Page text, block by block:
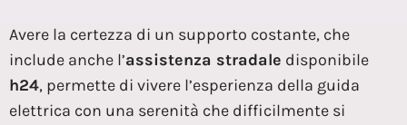
Avere la certezza di un supporto costante, che
include anche l’assistenza stradale disponibile
h24, permette di vivere l’esperienza della guida
elettrica con una serenità che difficilmente si